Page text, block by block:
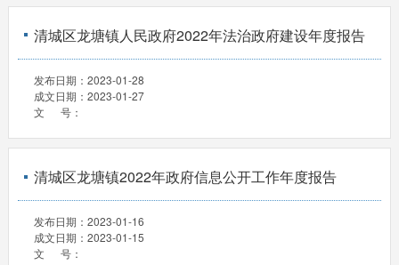
清城区龙塘镇人民政府2022年法治政府建设年度报告
发布日期： 2023-01-28
成文日期： 2023-01-27
文 号：
清城区龙塘镇2022年政府信息公开工作年度报告
发布日期： 2023-01-16
成文日期： 2023-01-15
文 号：